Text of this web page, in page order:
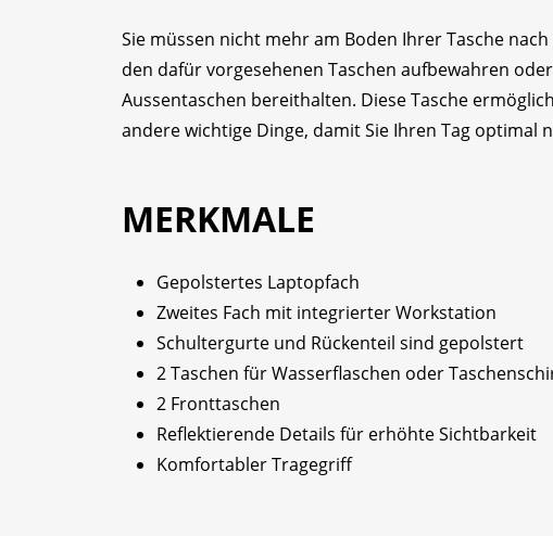
Sie müssen nicht mehr am Boden Ihrer Tasche
den dafür vorgesehenen Taschen aufbewahren
Aussentaschen bereithalten. Diese Tasche
andere wichtige Dinge, damit Sie Ihren Tag optimal
MERKMALE
Gepolstertes Laptopfach
Zweites Fach mit integrierter Workstation
Schultergurte und Rückenteil sind gepolstert
2 Taschen für Wasserflaschen oder
2 Fronttaschen
Reflektierende Details für erhöhte Sichtbarkeit
Komfortabler Tragegriff